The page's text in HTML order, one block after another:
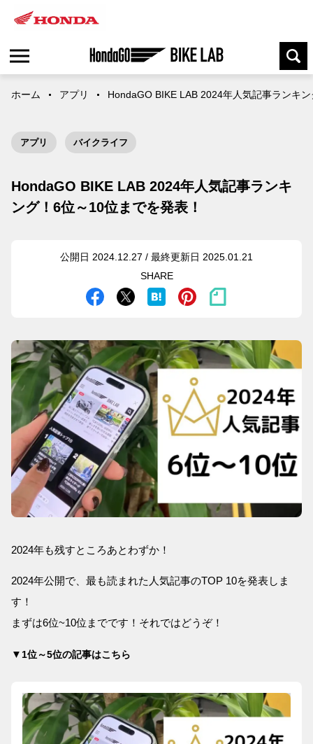
ホーム アプリ HondaGO BIKE LAB 2024年人気記事ランキ
アプリ バイクライフ
HondaGO BIKE LAB 2024年人気記事ランキ
ング！6位～10位までを発表！
公開日 2024.12.27 / 最終更新日 2025.01.21
SHARE
2024年も残すところあとわずか！
2024年公開で、最も読まれた人気記事のTOP 10を発表しま
す！
まずは6位~10位までです！それではどうぞ！
▼1位～5位の記事はこちら